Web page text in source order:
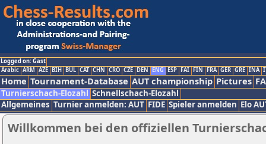
Logged on: Gast
Arabic ARM AZE BIH BUL CAT CHN CRO CZE DEN ENG ESP FAI FIN FRA GER GRE INA
Home Tournament-Database AUT championship Pictures
Turnierschach-Elozahl Schnellschach-Elozahl
Allgemeines Turnier anmelden: AUT FIDE Spieler anmelden Elo
Willkommen bei den offiziellen